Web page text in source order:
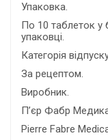
Упаковка.
По 10 таблеток у
упаковці.
Категорія
За рецептом.
Виробник.
П’єр Фабр
Pierre Fabre